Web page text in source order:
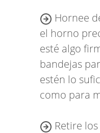
Hornee
el horno
esté algo
bandejas
estén lo
como para
Retire